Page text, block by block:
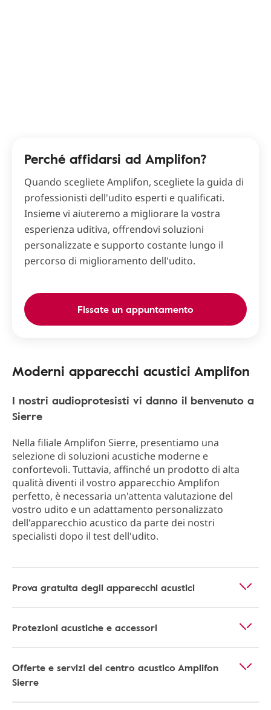
Perché affidarsi ad Amplifon?
Quando scegliete Amplifon, scegliete la guida di
professionisti dell'udito esperti e qualificati.
Insieme vi aiuteremo a migliorare la vostra
esperienza uditiva, offrendovi soluzioni
personalizzate e supporto costante lungo il
percorso di miglioramento dell'udito.
Fissate un appuntamento
Moderni apparecchi acustici Amplifon
I nostri audioprotesisti vi danno il benvenuto a
Sierre
Nella filiale Amplifon Sierre, presentiamo una
selezione di soluzioni acustiche moderne e
confortevoli. Tuttavia, affinché un prodotto di alta
qualità diventi il vostro apparecchio Amplifon
perfetto, è necessaria un'attenta valutazione del
vostro udito e un adattamento personalizzato
dell'apparecchio acustico da parte dei nostri
specialisti dopo il test dell'udito.
Prova gratuita degli apparecchi acustici
Protezioni acustiche e accessori
Offerte e servizi del centro acustico Amplifon
Sierre